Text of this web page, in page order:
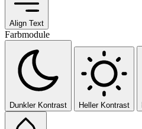
Align Text
Farbmodule
Dunkler Kontrast Heller Kontrast